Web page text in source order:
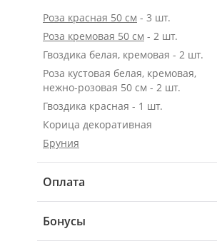
Роза красная 50 см - 3 шт.
Роза кремовая 50 см - 2 шт.
Гвоздика белая, кремовая - 2 шт.
Роза кустовая белая, кремовая,
нежно-розовая 50 см - 2 шт.
Гвоздика красная - 1 шт.
Корица декоративная
Бруния
Оплата
Бонусы